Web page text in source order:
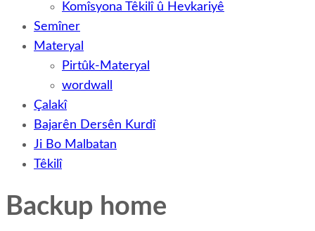
Komîsyona Têkilî û Hevkariyê
Semîner
Materyal
Pirtûk-Materyal
wordwall
Çalakî
Bajarên Dersên Kurdî
Ji Bo Malbatan
Têkilî
Backup home